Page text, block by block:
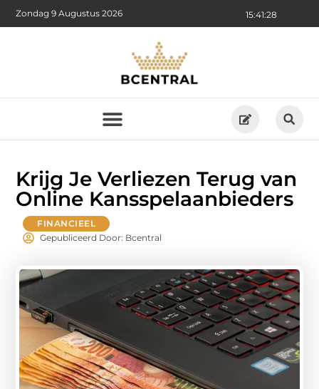
15:41:29
Zondag 9 Augustus 2026
Krijg Je Verliezen Terug van
Online Kansspelaanbieders
FINANCIEEL
Gepubliceerd Door: Bcentral